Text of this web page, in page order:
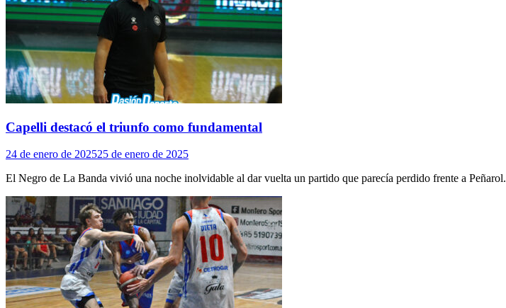
Capelli destacó el triunfo como fundamental
24 de enero de 202525 de enero de 2025
El Negro de La Banda vivió una noche inolvidable al dar vuelta un partido que parecía perdido frente a Peñarol.